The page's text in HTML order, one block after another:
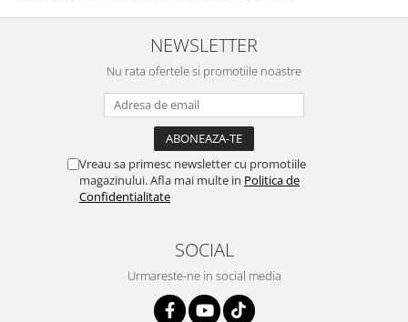
NEWSLETTER
Nu rata ofertele si promotiile noastre
Vreau sa primesc newsletter cu promotiile
magazinului. Afla mai multe in Politica de
Confidentialitate
SOCIAL
Urmareste-ne in social media